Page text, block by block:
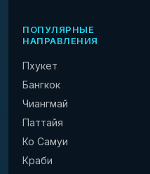
ПОПУЛЯРНЫЕ
НАПРАВЛЕНИЯ
Пхукет
Бангкок
Чиангмай
Паттайя
Ко Самуи
Краби